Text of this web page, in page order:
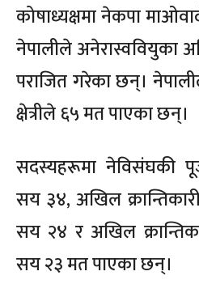
कोषाध्यक्षमा नेकपा
नेपालीले अनेरास्ववियुका
पराजित गरेका छन्।
क्षेत्रीले ६५ मत पाएका छन्।
सदस्यहरूमा नेविसंघकी
सय ३४, अखिल
सय २४ र अखिल
सय २३ मत पाएका छन्।